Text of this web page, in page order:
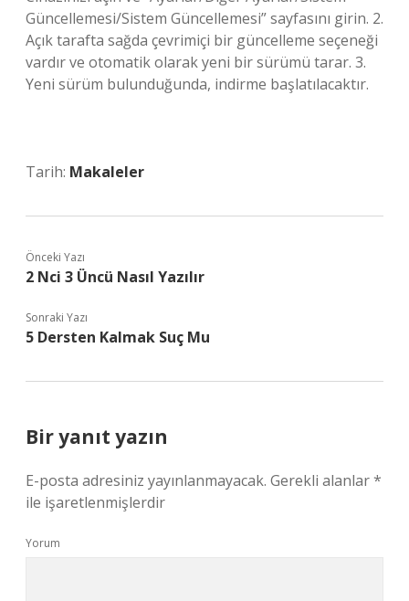
Güncellemesi/Sistem Güncellemesi” sayfasını girin. 2.
Açık tarafta sağda çevrimiçi bir güncelleme seçeneği
vardır ve otomatik olarak yeni bir sürümü tarar. 3.
Yeni sürüm bulunduğunda, indirme başlatılacaktır.
Tarih: Makaleler
Önceki Yazı
2 Nci 3 Üncü Nasıl Yazılır
Sonraki Yazı
5 Dersten Kalmak Suç Mu
Bir yanıt yazın
E-posta adresiniz yayınlanmayacak. Gerekli alanlar*
ile işaretlenmişlerdir
Yorum